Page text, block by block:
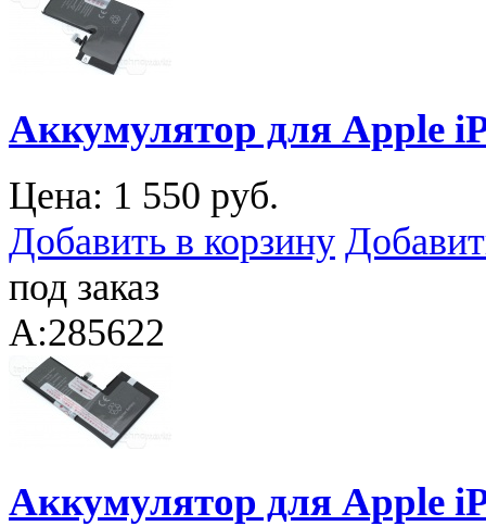
Аккумулятор для Apple
Цена: 1 550 руб.
Добавить в корзину
под заказ
A:285622
Аккумулятор для Apple